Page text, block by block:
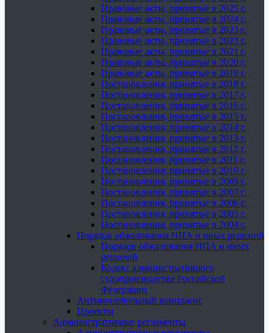
Правовые акты, принятые в 2025 г.
Правовые акты, принятые в 2024 г.
Правовые акты, принятые в 2023 г.
Правовые акты, принятые в 2022 г.
Правовые акты, принятые в 2021 г.
Правовые акты, принятые в 2020 г.
Правовые акты, принятые в 2019 г.
Постановления, принятые в 2018 г.
Постановления, принятые в 2017 г.
Постановления, принятые в 2016 г.
Постановления, принятые в 2015 г.
Постановления, принятые в 2014 г.
Постановления, принятые в 2013 г.
Постановления, принятые в 2012 г.
Постановления, принятые в 2011 г.
Постановления, принятые в 2010 г.
Постановления, принятые в 2009 г.
Постановления, принятые в 2007 г.
Постановления, принятые в 2006 г.
Постановления, принятые в 2005 г.
Постановления, принятые в 2004 г.
Порядок обжалования НПА и иных решений
Порядок обжалования НПА и иных
решений
Кодекс административного
судопроизводства Российской
Федерации
Антимонопольный комплаенс
Проекты
Административные регламенты